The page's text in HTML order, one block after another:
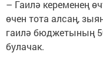
– Гаилә кеременең
өчен тота алсаң,
гаилә бюджетының
булачак.